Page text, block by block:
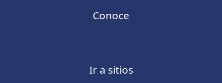
Conoce
Ir a sitios